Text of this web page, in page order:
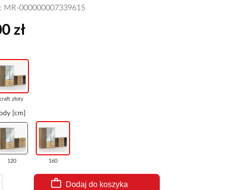
MR-000000007339615
zł
craft złoty
[cm]
120 160
Dodaj do koszyka